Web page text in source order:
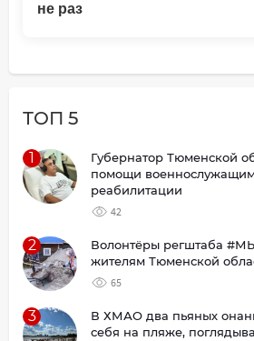
не раз
ТОП 5
1
Губернатор Тюменской
помощи
реабилитации
42
2
Волонтёры регштаба
жителям Тюменской
65
3
В ХМАО два пьяных
себя на пляже,